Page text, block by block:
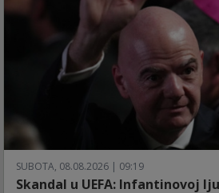
SUBOTA, 08.08.2026 | 09:19
Skandal u UEFA: Infantinovoj